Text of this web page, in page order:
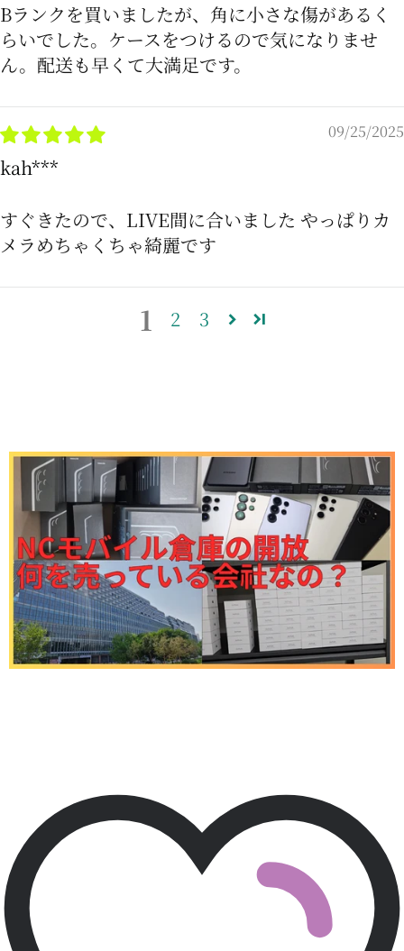
Bランクを買いましたが、角に小さな傷があるく
らいでした。ケースをつけるので気になりませ
ん。配送も早くて大満足です。
09/25/2025
kah***
すぐきたので、LIVE間に合いました やっぱりカ
メラめちゃくちゃ綺麗です
1 2 3